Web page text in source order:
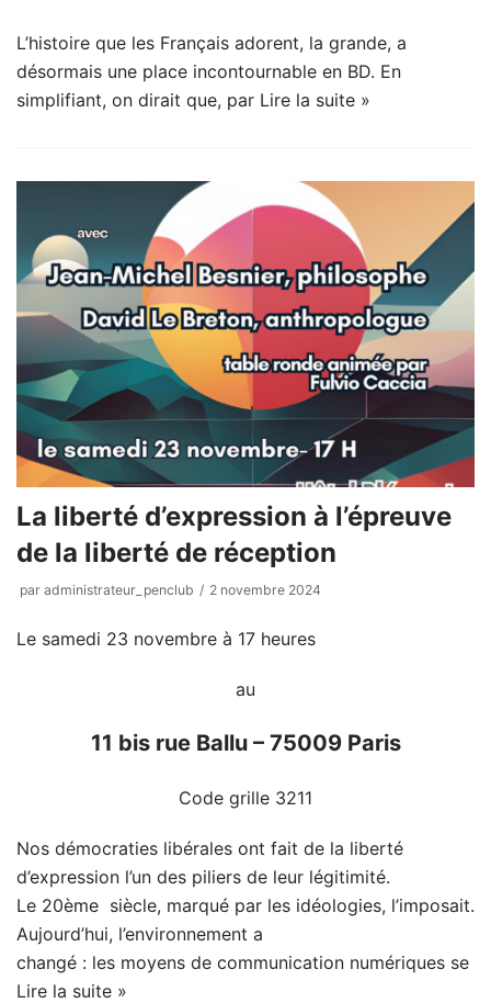
L’histoire que les Français adorent, la grande, a
désormais une place incontournable en BD. En
simplifiant, on dirait que, par Lire la suite »
La liberté d’expression à l’épreuve
de la liberté de réception
par administrateur_penclub 2 novembre 2024
Le samedi 23 novembre à 17 heures
au
11 bis rue Ballu – 75009 Paris
Code grille 3211
Nos démocraties libérales ont fait de la liberté
d’expression l’un des piliers de leur légitimité.
Le 20ème siècle, marqué par les idéologies, l’imposait.
Aujourd’hui, l’environnement a
changé : les moyens de communication numériques se
Lire la suite »